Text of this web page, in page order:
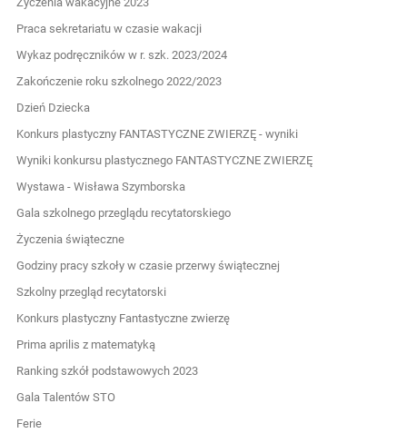
Praca sekretariatu w czasie wakacji
Wykaz podręczników w r. szk. 2023/2024
Zakończenie roku szkolnego 2022/2023
Dzień Dziecka
Konkurs plastyczny FANTASTYCZNE ZWIERZĘ - wyniki
Wyniki konkursu plastycznego FANTASTYCZNE ZWIERZĘ
Wystawa - Wisława Szymborska
Gala szkolnego przeglądu recytatorskiego
Życzenia świąteczne
Godziny pracy szkoły w czasie przerwy świątecznej
Szkolny przegląd recytatorski
Konkurs plastyczny Fantastyczne zwierzę
Prima aprilis z matematyką
Ranking szkół podstawowych 2023
Gala Talentów STO
Ferie